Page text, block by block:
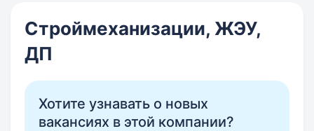
Строймеханизации, ЖЭУ,
ДП
Хотите узнавать о новых
вакансиях в этой компании?